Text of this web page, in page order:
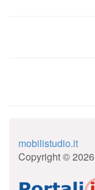
mobilistudio.it
Copyright © 2026